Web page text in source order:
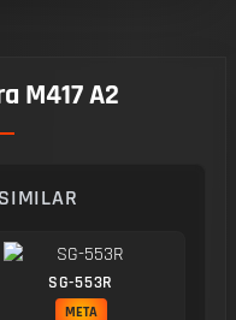
M417 A2
SG-553R
META